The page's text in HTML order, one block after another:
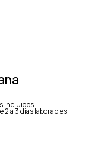
incluidos
2 a 3 días laborables